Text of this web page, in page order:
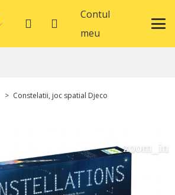
Contul
meu
> Constelatii, joc spatial Djeco